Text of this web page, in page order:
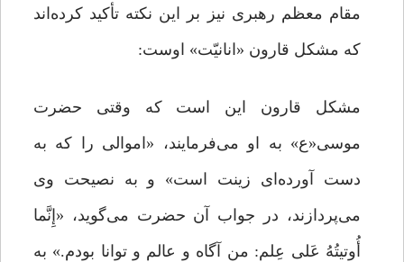
مقام معظم رهبری نیز بر این نکته تأکید کرده‌اند
که مشکل قارون «انانیّت» اوست:
مشکل قارون این‌ است که وقتی حضرت
موسی«ع» به او می‌فرمایند، «اموالی را که به
دست آورده‌ای زینت است» و به نصیحت وی
می‌پردازند، در جواب آن حضرت می‌گوید، «إِنَّما
أُوتیتُهُ عَلى‏ عِلم: من آگاه و عالم و توانا بودم.» به